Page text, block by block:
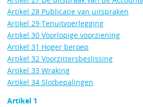
Artikel 28 Publicatie van uitspraken
Artikel 29 Tenuitvoerlegging
Artikel 30 Voorlopige voorziening
Artikel 31 Hoger beroep
Artikel 32 Voorzittersbeslissing
Artikel 33 Wraking
Artikel 34 Slotbepalingen
Artikel 1